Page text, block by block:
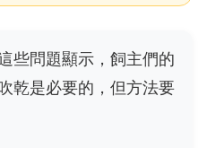
些問題顯示，飼主們的
乾是必要的，但方法要